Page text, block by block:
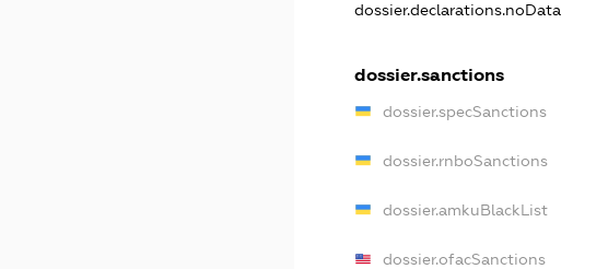
dossier.declarations.noData
dossier.sanctions
dossier.specSanctions
dossier.rnboSanctions
dossier.amkuBlackList
dossier.ofacSanctions